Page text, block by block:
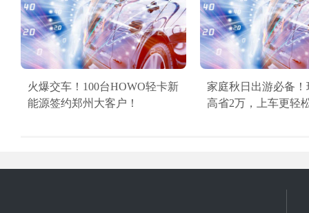
火爆交车！100台HOWO轻卡新
能源签约郑州大客户！
家庭秋日出游必备
高省2万，上车更轻